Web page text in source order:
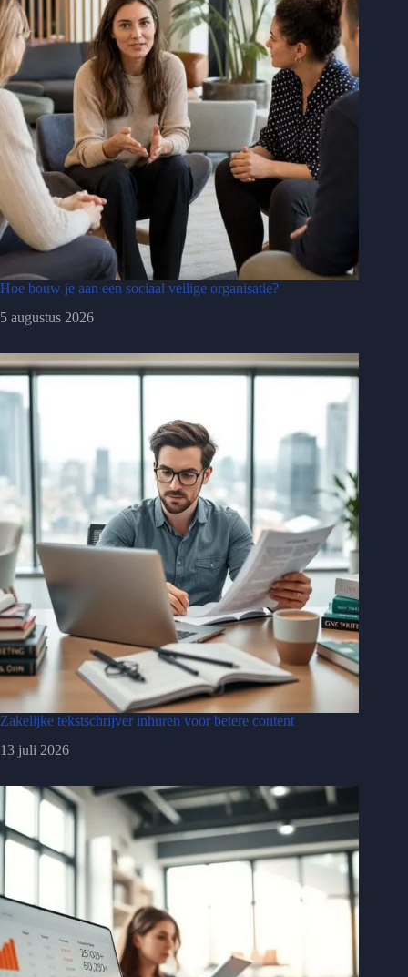
Hoe bouw je aan een sociaal veilige organisatie?
5 augustus 2026
Zakelijke tekstschrijver inhuren voor betere content
13 juli 2026